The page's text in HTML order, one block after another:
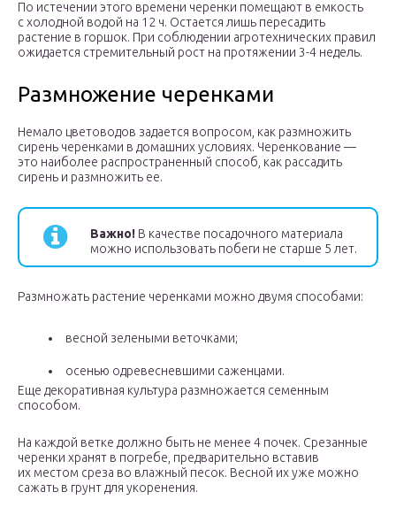
По истечении этого времени черенки помещают в емкость
с холодной водой на 12 ч. Остается лишь пересадить
растение в горшок. При соблюдении агротехнических правил
ожидается стремительный рост на протяжении 3-4 недель.
Размножение черенками
Немало цветоводов задается вопросом, как размножить
сирень черенками в домашних условиях. Черенкование —
это наиболее распространенный способ, как рассадить
сирень и размножить ее.
Важно! В качестве посадочного материала
можно использовать побеги не старше 5 лет.
Размножать растение черенками можно двумя способами:
весной зелеными веточками;
осенью одревесневшими саженцами.
Еще декоративная культура размножается семенным
способом.
На каждой ветке должно быть не менее 4 почек. Срезанные
черенки хранят в погребе, предварительно вставив
их местом среза во влажный песок. Весной их уже можно
сажать в грунт для укоренения.